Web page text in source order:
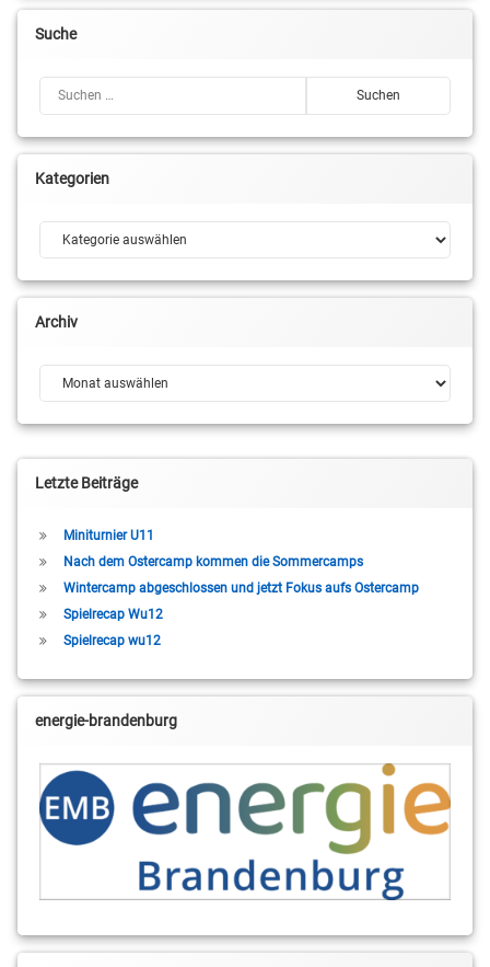
Suche
Kategorien
Kategorien
Archiv
Archiv
Letzte Beiträge
Miniturnier U11
Nach dem Ostercamp kommen die Sommercamps
Wintercamp abgeschlossen und jetzt Fokus aufs Ostercamp
Spielrecap Wu12
Spielrecap wu12
energie-brandenburg